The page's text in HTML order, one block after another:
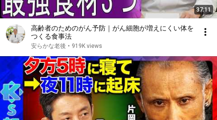
37:11
高齢者のためのがん予防｜がん細胞が増えにくい体を
つくる食事法
安らかな老後 • 919K views